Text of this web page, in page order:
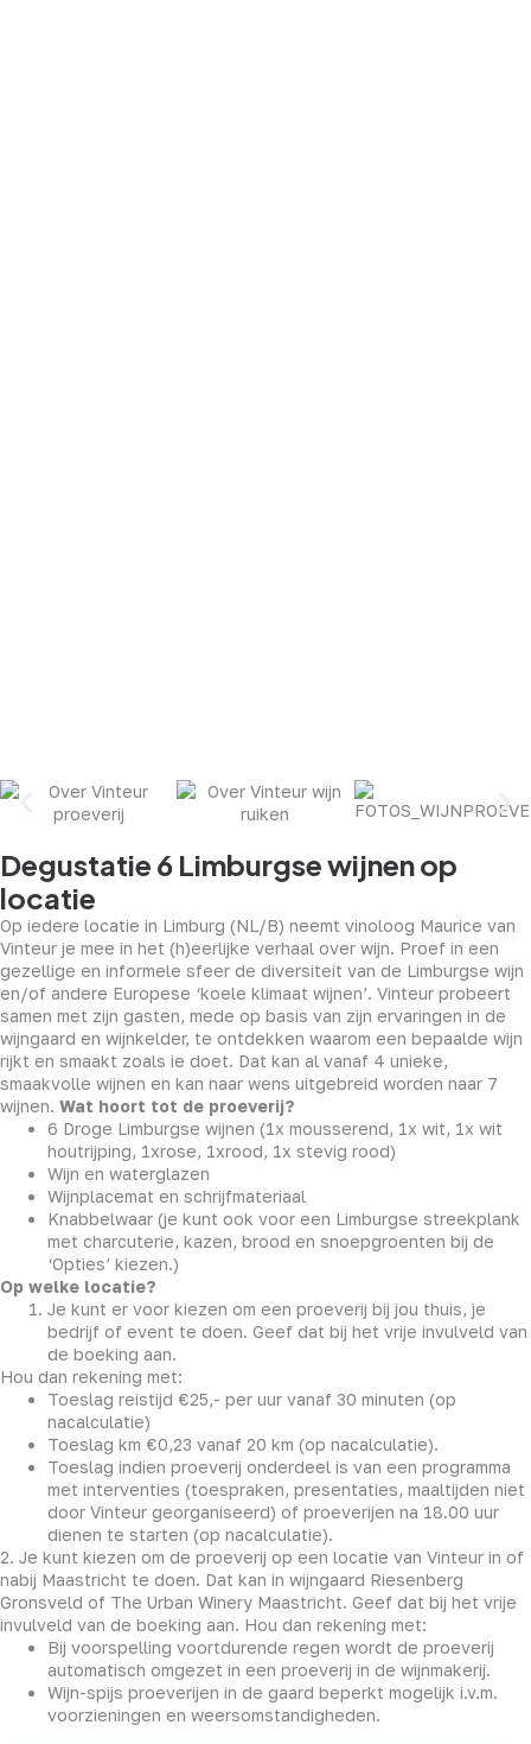
Degustatie 6 Limburgse wijnen op
locatie
Op iedere locatie in Limburg (NL/B) neemt vinoloog Maurice van
Vinteur je mee in het (h)eerlijke verhaal over wijn. Proef in een
gezellige en informele sfeer de diversiteit van de Limburgse wijn
en/of andere Europese ‘koele klimaat wijnen’. Vinteur probeert
samen met zijn gasten, mede op basis van zijn ervaringen in de
wijngaard en wijnkelder, te ontdekken waarom een bepaalde wijn
rijkt en smaakt zoals ie doet. Dat kan al vanaf 4 unieke,
smaakvolle wijnen en kan naar wens uitgebreid worden naar 7
wijnen. Wat hoort tot de proeverij?
6 Droge Limburgse wijnen (1x mousserend, 1x wit, 1x wit
houtrijping, 1xrose, 1xrood, 1x stevig rood)
Wijn en waterglazen
Wijnplacemat en schrijfmateriaal
Knabbelwaar (je kunt ook voor een Limburgse streekplank
met charcuterie, kazen, brood en snoepgroenten bij de
‘Opties’ kiezen.)
Op welke locatie?
Je kunt er voor kiezen om een proeverij bij jou thuis, je
bedrijf of event te doen. Geef dat bij het vrije invulveld van
de boeking aan.
Hou dan rekening met:
Toeslag reistijd €25,- per uur vanaf 30 minuten (op
nacalculatie)
Toeslag km €0,23 vanaf 20 km (op nacalculatie).
Toeslag indien proeverij onderdeel is van een programma
met interventies (toespraken, presentaties, maaltijden niet
door Vinteur georganiseerd) of proeverijen na 18.00 uur
dienen te starten (op nacalculatie).
2. Je kunt kiezen om de proeverij op een locatie van Vinteur in of
nabij Maastricht te doen. Dat kan in wijngaard Riesenberg
Gronsveld of The Urban Winery Maastricht. Geef dat bij het vrije
invulveld van de boeking aan. Hou dan rekening met:
Bij voorspelling voortdurende regen wordt de proeverij
automatisch omgezet in een proeverij in de wijnmakerij.
Wijn-spijs proeverijen in de gaard beperkt mogelijk i.v.m.
voorzieningen en weersomstandigheden.